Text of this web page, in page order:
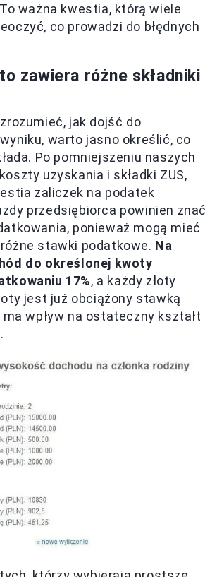
ważna kwestia, którą wiele
co prowadzi do błędnych
zawiera różne składniki
jak dojść do
warto jasno określić, co
Po pomniejszeniu naszych
uzyskania i składki ZUS,
zaliczek na podatek
przedsiębiorca powinien znać
ponieważ mogą mieć
stawki podatkowe. Na
do określonej kwoty
17%, a każdy złoty
jest już obciążony stawką
ma wpływ na ostateczny kształt